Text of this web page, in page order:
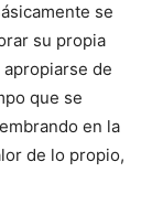
se
su propia
de
que se
en la
de lo propio,